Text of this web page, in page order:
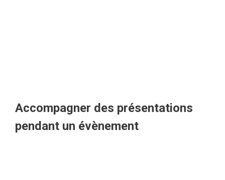
Accompagner des présentations
pendant un évènement